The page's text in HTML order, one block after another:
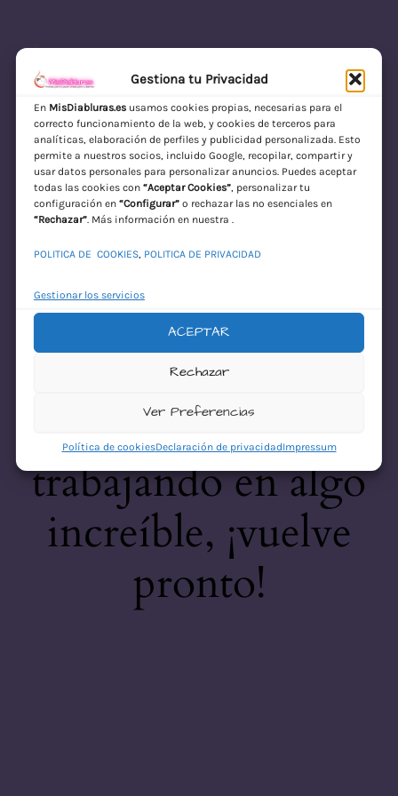
Gestiona tu Privacidad
En MisDiabluras.esusamos cookies propias, necesarias para el
correcto funcionamiento de la web, y cookies de terceros para
analíticas, elaboración de perfiles y publicidad personalizada. Esto
permite a nuestros socios, incluido Google, recopilar, compartir y
usar datos personales para personalizar anuncios. Puedes aceptar
todas las cookies con “Aceptar Cookies”, personalizar tu
configuración en “Configurar”o rechazar las no esenciales en
“Rechazar”. Más información en nuestra .
POLITICA DE COOKIES, POLITICA DE PRIVACIDAD
Gestionar los servicios
ACEPTAR
Rechazar
Ver Preferencias
Política de cookiesDeclaración de privacidadImpressum
MisDiabluras | Sexshop Online con Envío
Discreto en España
Acceder
¡Disculpa este
desastre! Estamos
trabajando en algo
increíble, ¡vuelve
pronto!